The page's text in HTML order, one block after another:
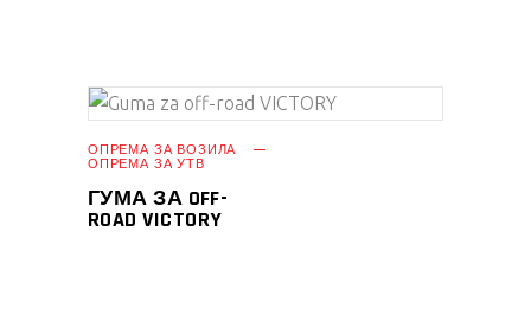
ПРОЧИТАЈ ПОВЕЌЕ
ОПРЕМА ЗА ВОЗИЛА
ОПРЕМА ЗА УТВ
ГУМА ЗА OFF-
ROAD VICTORY